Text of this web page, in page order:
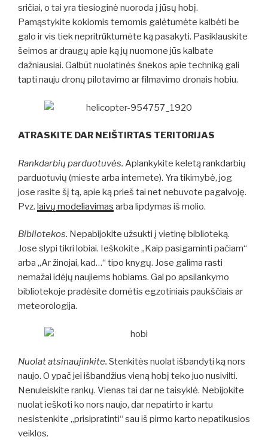
sričiai, o tai yra tiesioginė nuoroda į jūsų hobį.
Pamąstykite kokiomis temomis galėtumėte kalbėti be
galo ir vis tiek nepritrūktumėte ką pasakyti. Pasiklauskite
šeimos ar draugų apie ką jų nuomone jūs kalbate
dažniausiai. Galbūt nuolatinės šnekos apie techniką gali
tapti nauju dronų pilotavimo ar filmavimo dronais hobiu.
ATRASKITE DAR NEIŠTIRTAS TERITORIJAS
Rankdarbių parduotuvės. Aplankykite keletą rankdarbių
parduotuvių (mieste arba internete). Yra tikimybė, jog
jose rasite šį tą, apie ką prieš tai net nebuvote pagalvoję.
Pvz. laivų modeliavimas arba lipdymas iš molio.
Bibliotekos. Nepabijokite užsukti į vietinę biblioteką.
Jose slypi tikri lobiai. Ieškokite „Kaip pasigaminti pačiam“
arba „Ar žinojai, kad…“ tipo knygų. Jose galima rasti
nemažai idėjų naujiems hobiams. Gal po apsilankymo
bibliotekoje pradėsite domėtis egzotiniais paukščiais ar
meteorologija.
Nuolat atsinaujinkite. Stenkitės nuolat išbandyti ką nors
naujo. O ypač jei išbandžius vieną hobį teko juo nusivilti.
Nenuleiskite rankų. Vienas tai dar ne taisyklė. Nebijokite
nuolat ieškoti ko nors naujo, dar nepatirto ir kartu
nesistenkite „prisipratinti“ sau iš pirmo karto nepatikusios
veiklos.